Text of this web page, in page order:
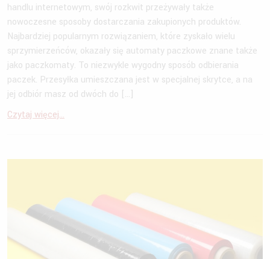
handlu internetowym, swój rozkwit przeżywały także
nowoczesne sposoby dostarczania zakupionych produktów.
Najbardziej popularnym rozwiązaniem, które zyskało wielu
sprzymierzeńców, okazały się automaty paczkowe znane także
jako paczkomaty. To niezwykle wygodny sposób odbierania
paczek. Przesyłka umieszczana jest w specjalnej skrytce, a na
jej odbiór masz od dwóch do […]
Czytaj więcej...